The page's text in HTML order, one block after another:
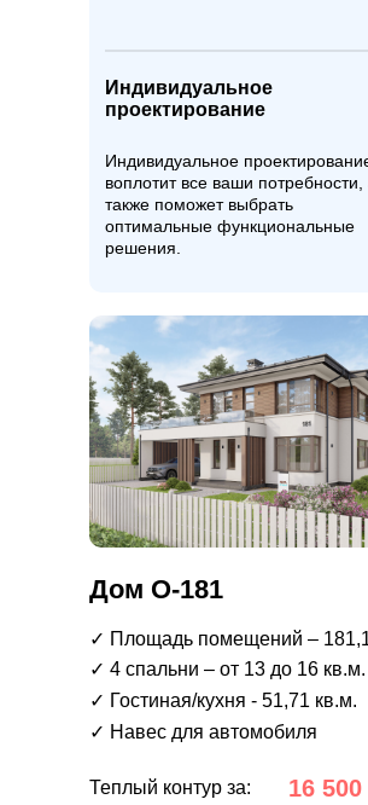
Индивидуальное
проектирование
Индивидуальное
воплотит все ваши потребности,
также поможет выбрать
оптимальные функциональные
решения.
Теплый контур за:
✓ Навес для автомобиля
✓ Гостиная/кухня - 51,71 кв.м.
✓ 4 спальни – от 13 до 16 кв.м.
✓ Площадь помещений –
16
Дом О-181